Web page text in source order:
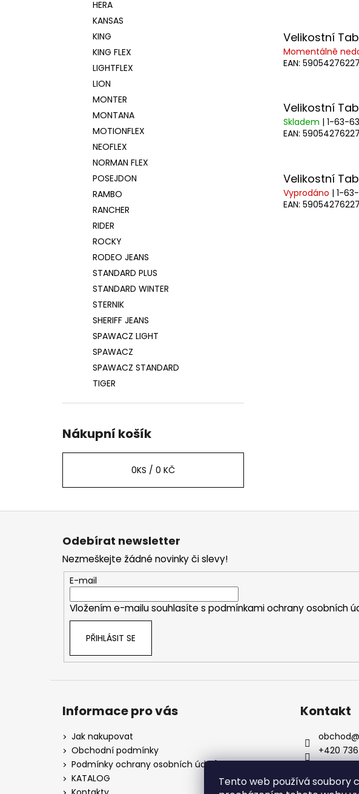
Tento web používá soubory
HERA
KANSAS
KING
KING FLEX
LIGHTFLEX
LION
MONTER
MONTANA
MOTIONFLEX
NEOFLEX
NORMAN FLEX
POSEJDON
RAMBO
RANCHER
RIDER
ROCKY
RODEO JEANS
STANDARD PLUS
STANDARD WINTER
STERNIK
SHERIFF JEANS
SPAWACZ LIGHT
SPAWACZ
SPAWACZ STANDARD
TIGER
Nákupní košík
0KS / 0 KČ
Velikostní
Momentálně
EAN:
Velikostní
Skladem | 1-63-
EAN:
Velikostní
Vyprodáno | 1-
EAN:
Z
Odebírat newsletter
Nezmeškejte žádné novinky či slevy!
E-mail
Vložením e-mailu souhlasíte s podmínkami ochrany osobních
PŘIHLÁSIT SE
Informace pro vás
Jak nakupovat
Obchodní podmínky
Podmínky ochrany osobních údajů
KATALOG
Kontakt
obchod@
+420 736
+420 736
Sledujte